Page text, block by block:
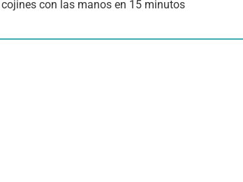
con las manos en 15 minutos